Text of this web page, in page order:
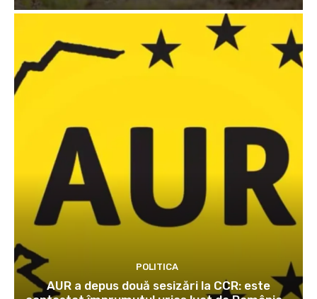
POLITICA
AUR a depus două sesizări la CCR: este